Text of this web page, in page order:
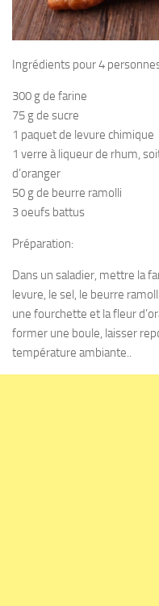
Ingrédients pour 4
300 g de farine
75 g de sucre
1 paquet de levure chimique
1 verre à liqueur de rhum,
d’oranger
50 g de beurre ramolli
3 oeufs battus
Préparation:
Dans un saladier, mettre la
levure, le sel, le beurre
une fourchette et la fleur
former une boule, laisser
température ambiante..